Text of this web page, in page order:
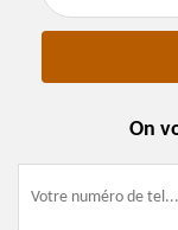
On